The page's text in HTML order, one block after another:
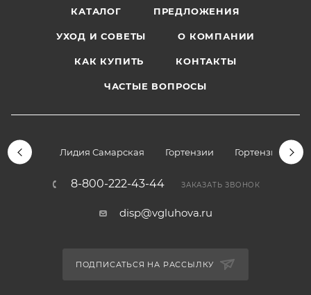
КАТАЛОГ ПРЕДЛОЖЕНИЯ
УХОД И СОВЕТЫ О КОМПАНИИ
КАК КУПИТЬ КОНТАКТЫ
ЧАСТЫЕ ВОПРОСЫ
Лидия Самарская Гортензии Гортензии
8-800-222-43-44 ЗАКАЗАТЬ ЗВОНОК
disp@vgluhova.ru
ПОДПИСАТЬСЯ НА РАССЫЛКУ